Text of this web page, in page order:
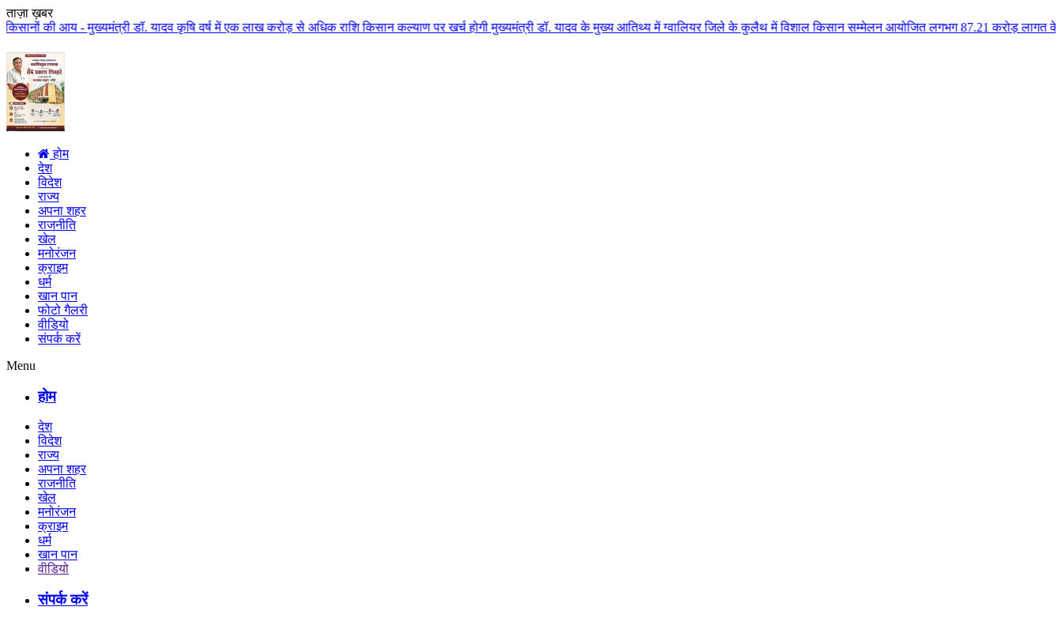
ताज़ा ख़बर
डॉ. यादव कृषि वर्ष में एक लाख करोड़ से अधिक राशि किसान कल्याण पर खर्च होगी मुख्यमंत्री डॉ. यादव के मुख्य आतिथ्य में ग्वालियर जिले के कुलैथ में विशाल किसान सम्मेलन आयोजित लगभग 87.21 करोड़ लागत के 41 विकास
होम
देश
विदेश
राज्य
अपना शहर
राजनीति
खेल
मनोरंजन
क्राइम
धर्म
खान पान
फोटो गैलरी
वीडियो
संपर्क करें
Menu
होम
देश
विदेश
राज्य
अपना शहर
राजनीति
खेल
मनोरंजन
क्राइम
धर्म
खान पान
वीडियो
संपर्क करें